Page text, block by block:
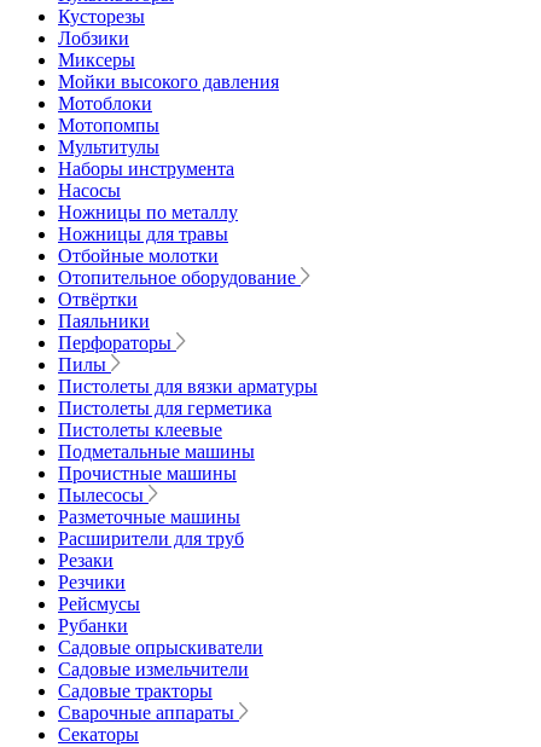
Кусторезы
Лобзики
Миксеры
Мойки высокого давления
Мотоблоки
Мотопомпы
Мультитулы
Наборы инструмента
Насосы
Ножницы по металлу
Ножницы для травы
Отбойные молотки
Отопительное оборудование
Отвёртки
Паяльники
Перфораторы
Пилы
Пистолеты для вязки арматуры
Пистолеты для герметика
Пистолеты клеевые
Подметальные машины
Прочистные машины
Пылесосы
Разметочные машины
Расширители для труб
Резаки
Резчики
Рейсмусы
Рубанки
Садовые опрыскиватели
Садовые измельчители
Садовые тракторы
Сварочные аппараты
Секаторы